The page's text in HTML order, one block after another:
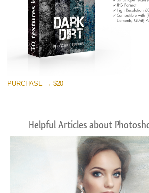
PURCHASE → $20
Helpful Articles about